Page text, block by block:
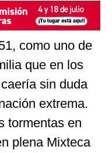
como uno de
que en los
sin duda
extrema.
tormentas en
plena Mixteca